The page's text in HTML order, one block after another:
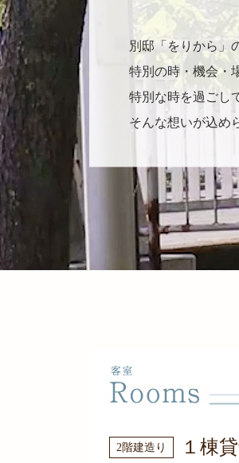
別邸「をりから」
特別の時・機会・
特別な時を過ごし
そんな想いが込め
2階建造り １棟